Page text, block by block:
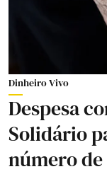
Dinheiro Vivo
Despesa
Solidário
número